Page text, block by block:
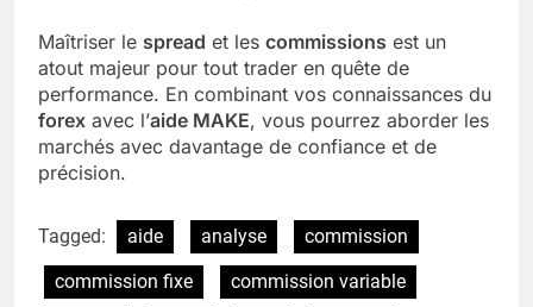
Maîtriser le spread et les commissions est un
atout majeur pour tout trader en quête de
performance. En combinant vos connaissances du
forex avec l’aide MAKE, vous pourrez aborder les
marchés avec davantage de confiance et de
précision.
Tagged: aide analyse
commission
commission fixe
commission variable